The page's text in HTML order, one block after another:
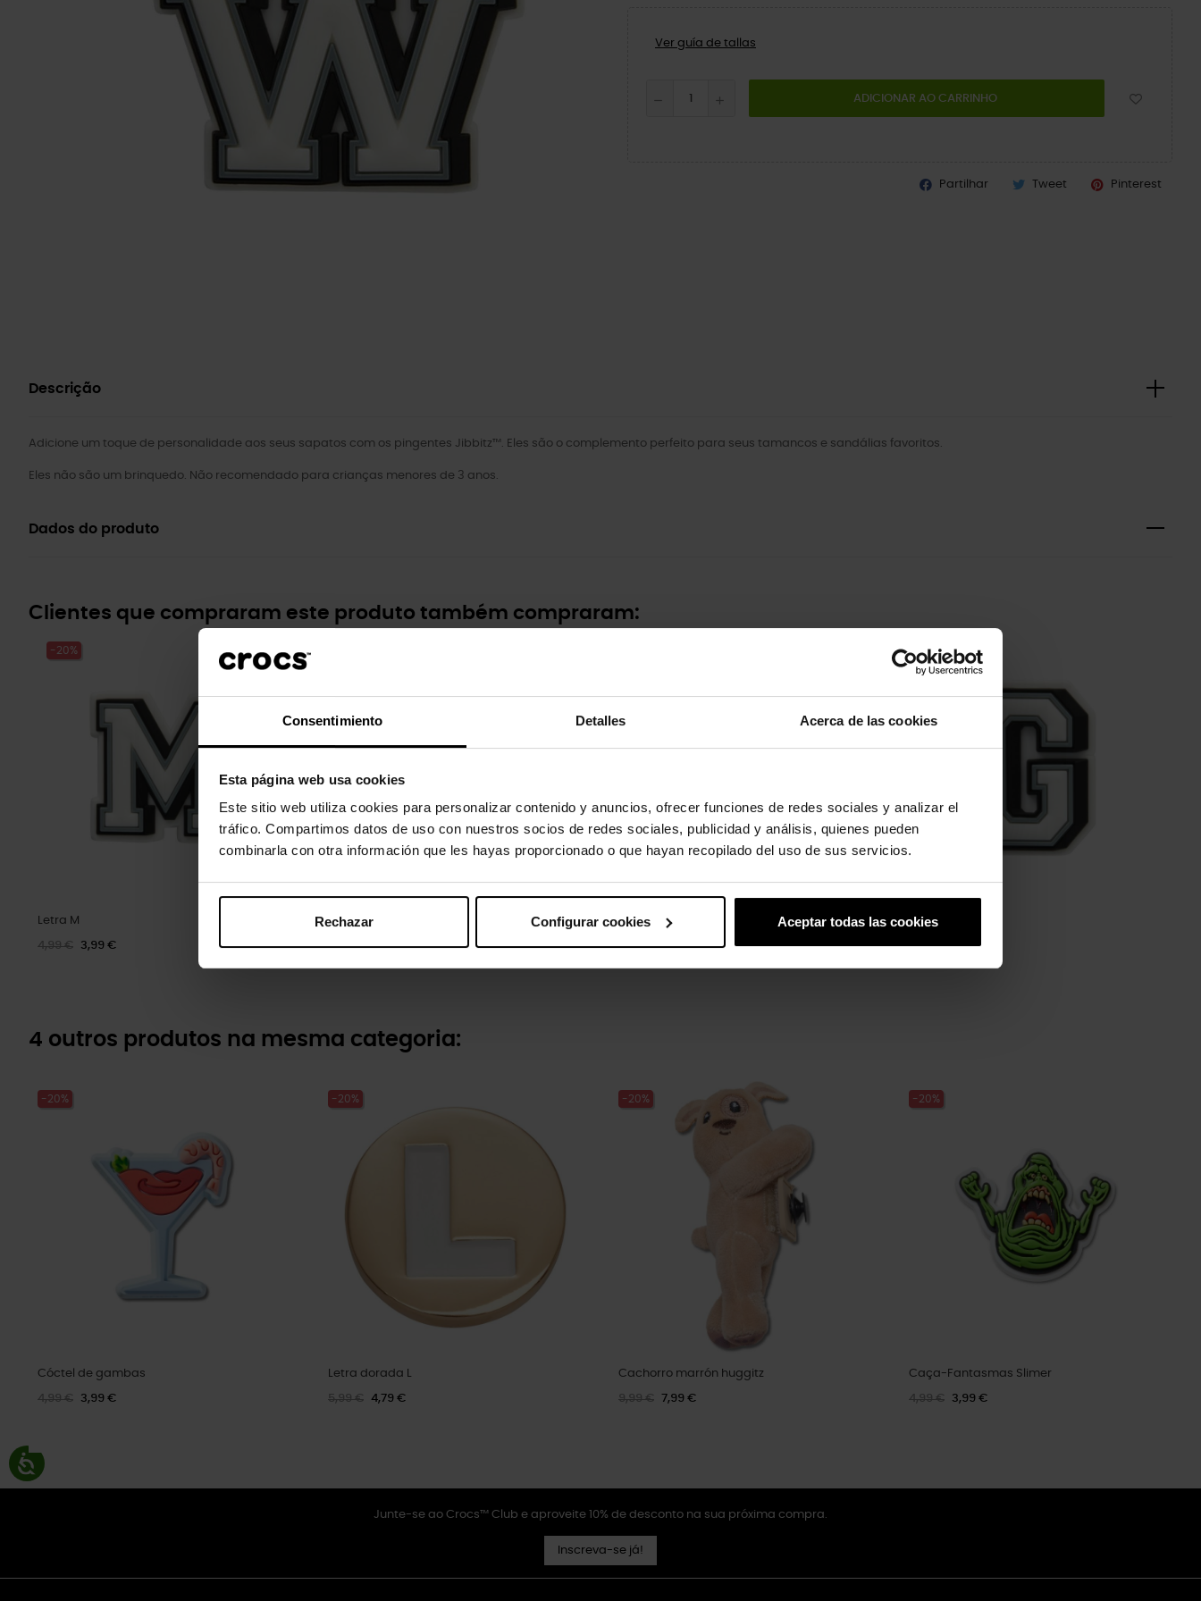
Consentimiento Detalles Acerca de las cookies
Esta página web usa cookies
Este sitio web utiliza cookies para personalizar contenido y anuncios, ofrecer funciones de redes sociales y analizar el
tráfico. Compartimos datos de uso con nuestros socios de redes sociales, publicidad y análisis, quienes pueden
combinarla con otra información que les hayas proporcionado o que hayan recopilado del uso de sus servicios.
Rechazar Configurar cookies Aceptar todas las cookies
Ver guía de tallas
ADICIONAR AO CARRINHO
Partilhar Tweet Pinterest
Descrição
Adicione um toque de personalidade aos seus sapatos com os pingentes Jibbitz™. Eles são o complemento perfeito para seus tamancos e sandálias favoritos.
Eles não são um brinquedo. Não recomendado para crianças menores de 3 anos.
Dados do produto
Clientes que compraram este produto também compraram:
-20%
Letra M
4,99 € 3,99 €
Palma
4,99 € 3,99 €
Bob Esponja Patrick
4,99 € 3,99 €
-20%
Letra G
4,99 € 3,99 €
4 outros produtos na mesma categoria:
-20%
Cóctel de gambas
4,99 € 3,99 €
-20%
Letra dorada L
5,99 € 4,79 €
-20%
Cachorro marrón huggitz
9,99 € 7,99 €
-20%
Caça-Fantasmas Slimer
4,99 € 3,99 €
Junte-se ao Crocs™ Club e aproveite 10% de desconto na sua próxima compra.
Inscreva-se já!